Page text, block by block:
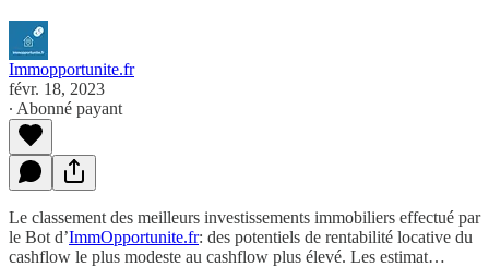
Immopportunite.fr
févr. 18, 2023
∙ Abonné payant
Le classement des meilleurs investissements immobiliers effectué par
le Bot d’ImmOpportunite.fr: des potentiels de rentabilité locative du
cashflow le plus modeste au cashflow plus élevé. Les estimat…